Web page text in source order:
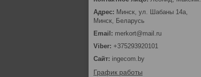
Минск, ул. Шабаны 14а,
Минск, Беларусь
merkort@mail.ru
+375293920101
ingecom.by
График работы